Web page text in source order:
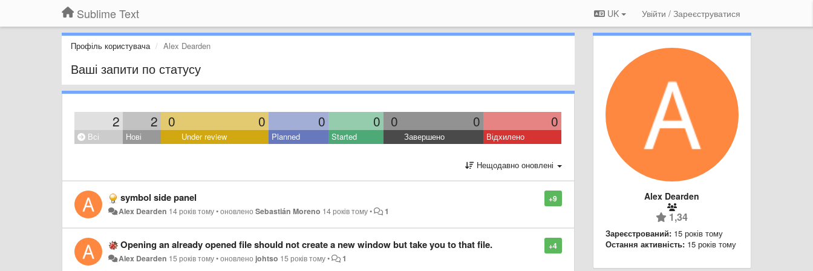
Sublime Text UK Увійти / Зареєструватися
Профіль користувача Alex Dearden
Ваші запити по статусу
2 2 0 0 0 0 0 0 0
Всі Нові Under review Planned Started Завершено Відхилено
Нещодавно оновлені
+9
symbol side panel
Alex Dearden 14 років тому•оновленоSebastián Moreno 14 років тому• 1
+4
Opening an already opened file should not create a new window but take you to that file.
Alex Dearden 15 років тому•оновлено johtso 15 років тому• 1
Alex Dearden
1,34
Зареєстрований: 15 років тому
Остання активність: 15 років тому